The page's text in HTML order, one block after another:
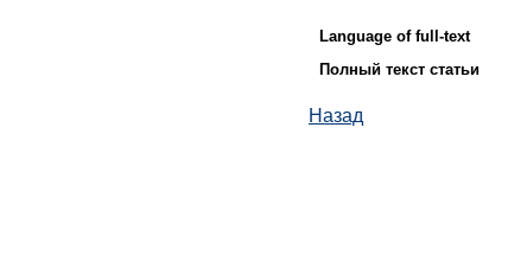
Language of full-text
Полный текст статьи
Назад